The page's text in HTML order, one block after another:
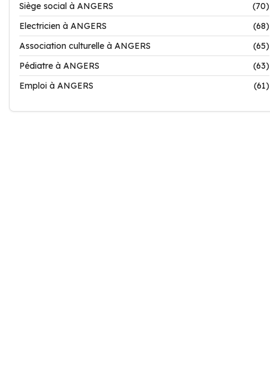
Siège social à ANGERS
(70)
Electricien à ANGERS
(68)
Association culturelle à ANGERS
(65)
Pédiatre à ANGERS
(63)
Emploi à ANGERS
(61)